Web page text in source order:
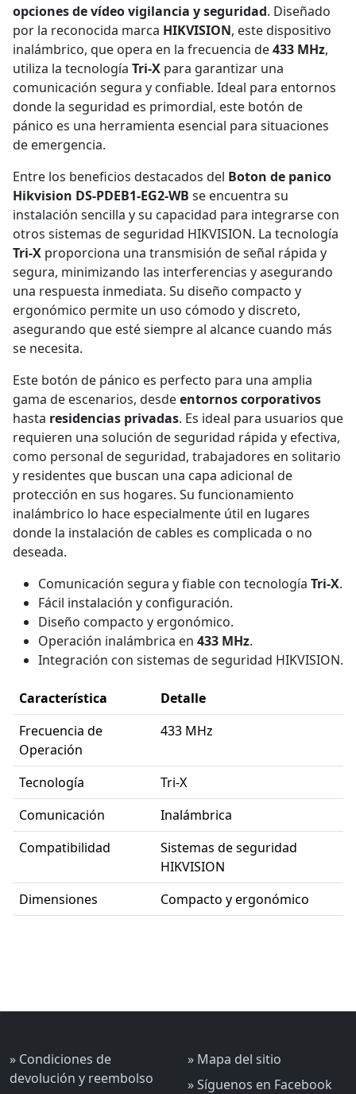
opciones de vídeo vigilancia y seguridad. Diseñado
por la reconocida marca HIKVISION, este dispositivo
inalámbrico, que opera en la frecuencia de433 MHz,
utiliza la tecnología Tri-X para garantizar una
comunicación segura y confiable. Ideal para entornos
donde la seguridad es primordial, este botón de
pánico es una herramienta esencial para situaciones
de emergencia.
Entre los beneficios destacados del Boton de panico
Hikvision DS-PDEB1-EG2-WB se encuentra su
instalación sencilla y su capacidad para integrarse con
otros sistemas de seguridad HIKVISION. La tecnología
Tri-X proporciona una transmisión de señal rápida y
segura, minimizando las interferencias y asegurando
una respuesta inmediata. Su diseño compacto y
ergonómico permite un uso cómodo y discreto,
asegurando que esté siempre al alcance cuando más
se necesita.
Este botón de pánico es perfecto para una amplia
gama de escenarios, desdeentornos corporativos
hasta residencias privadas. Es ideal para usuarios que
requieren una solución de seguridad rápida y efectiva,
como personal de seguridad, trabajadores en solitario
y residentes que buscan una capa adicional de
protección en sus hogares. Su funcionamiento
inalámbrico lo hace especialmente útil en lugares
donde la instalación de cables es complicada o no
deseada.
Comunicación segura y fiable con tecnología Tri-X.
Fácil instalación y configuración.
Diseño compacto y ergonómico.
Operación inalámbrica en 433 MHz.
Integración con sistemas de seguridad HIKVISION.
Característica
Detalle
Frecuencia de
Operación
433 MHz
Tecnología
Tri-X
Comunicación
Inalámbrica
Compatibilidad
Sistemas de seguridad
HIKVISION
Dimensiones
Compacto y ergonómico
» Condiciones de
devolución y reembolso
» Mapa del sitio
» Síguenos en Facebook